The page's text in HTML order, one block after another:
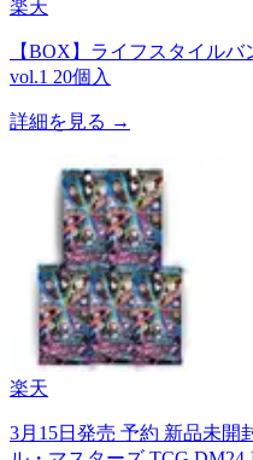
楽天
【BOX】ライフスタイル
vol.1 20個入
詳細を見る →
楽天
3月15日発売 予約 新品未開